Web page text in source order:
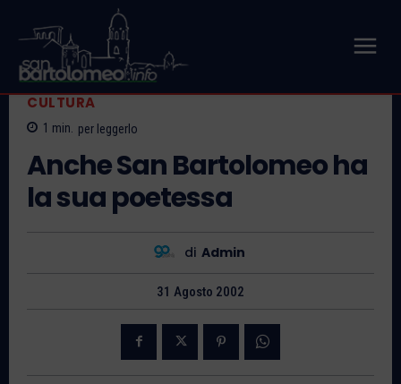
CULTURA
1 min. per leggerlo
Anche San Bartolomeo ha
la sua poetessa
di Admin
31 Agosto 2002